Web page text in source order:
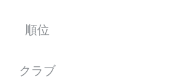
順位
クラブ